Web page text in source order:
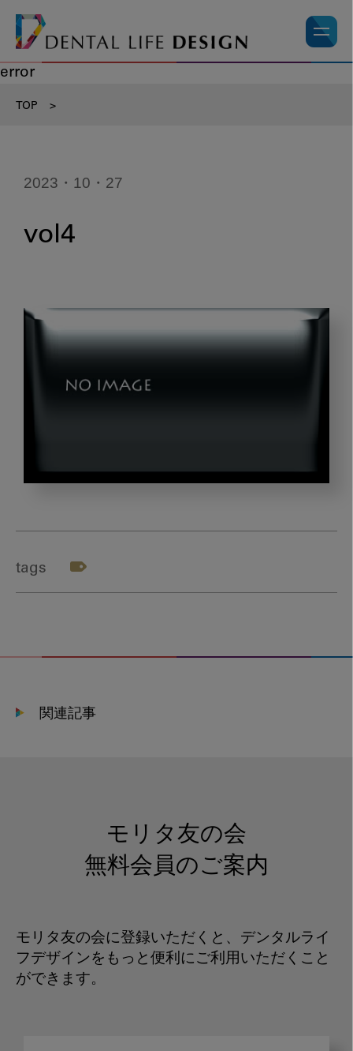
error
TOP >
2023・10・27
vol4
tags
関連記事
モリタ友の会
無料会員のご案内
モリタ友の会に登録いただくと、デンタルライ
フデザインをもっと便利にご利用いただくこと
ができます。